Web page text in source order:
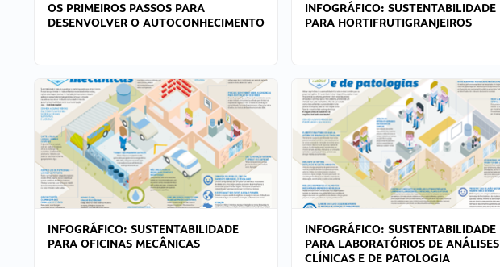
OS PRIMEIROS PASSOS PARA
DESENVOLVER O AUTOCONHECIMENTO
INFOGRÁFICO: SUSTENTABILIDADE
PARA HORTIFRUTIGRANJEIROS
INFOGRÁFICO: SUSTENTABILIDADE
PARA OFICINAS MECÂNICAS
INFOGRÁFICO: SUSTENTABILIDADE
PARA LABORATÓRIOS DE ANÁLISES
CLÍNICAS E DE PATOLOGIA